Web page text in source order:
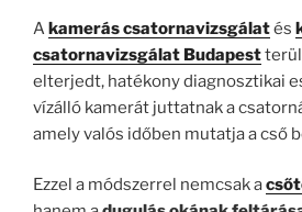
Akamerás csatornavizsgálatés
csatornavizsgálat Budapest
elterjedt, hatékony diagnosztikai
vízálló kamerát juttatnak a
amely valós időben mutatja a cső
Ezzel a módszerrel nemcsak a